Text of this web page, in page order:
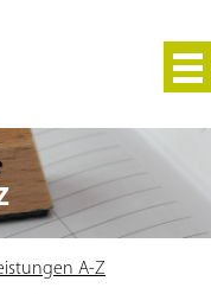
A-Z